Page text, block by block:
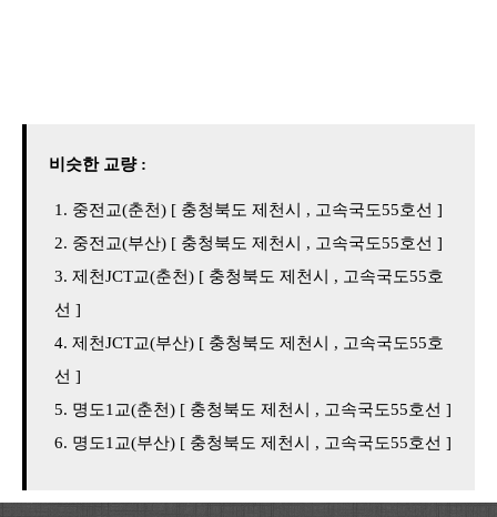
비슷한 교량 :
중전교(춘천) [ 충청북도 제천시 , 고속국도55호선 ]
중전교(부산) [ 충청북도 제천시 , 고속국도55호선 ]
제천JCT교(춘천) [ 충청북도 제천시 , 고속국도55호
선 ]
제천JCT교(부산) [ 충청북도 제천시 , 고속국도55호
선 ]
명도1교(춘천) [ 충청북도 제천시 , 고속국도55호선 ]
명도1교(부산) [ 충청북도 제천시 , 고속국도55호선 ]